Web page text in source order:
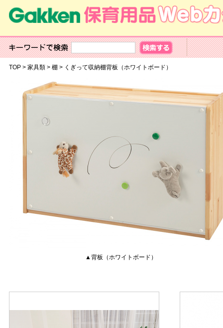
TOP> 家具類> 棚 > くぎって収納棚背板（ホワイトボード）
▲背板（ホワイトボード）